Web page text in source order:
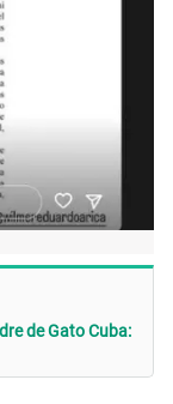
de Gato Cuba: